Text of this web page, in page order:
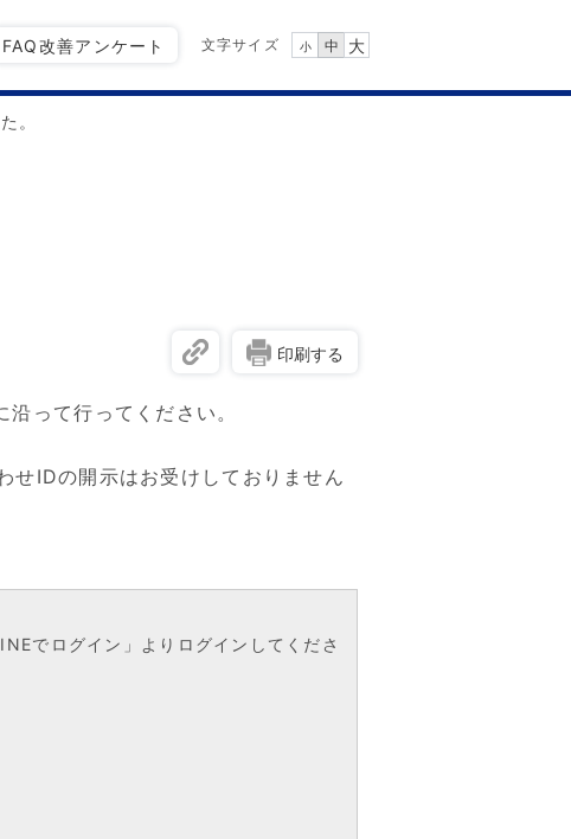
FAQ改善アンケート 文字サイズ 小 中 大
。
印刷する
って行ってください。
せIDの開示はお受けしておりません
でログイン」よりログインしてくださ